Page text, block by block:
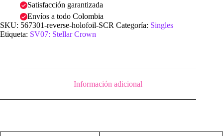
Satisfacción garantizada
Envíos a todo Colombia
SKU: 567301-reverse-holofoil-SCR Categoría: Singles
Etiqueta: SV07: Stellar Crown
Información adicional